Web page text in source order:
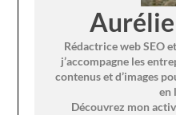
Rédactrice web SEO
j’accompagne les
contenus et d’images
en
Découvrez mon